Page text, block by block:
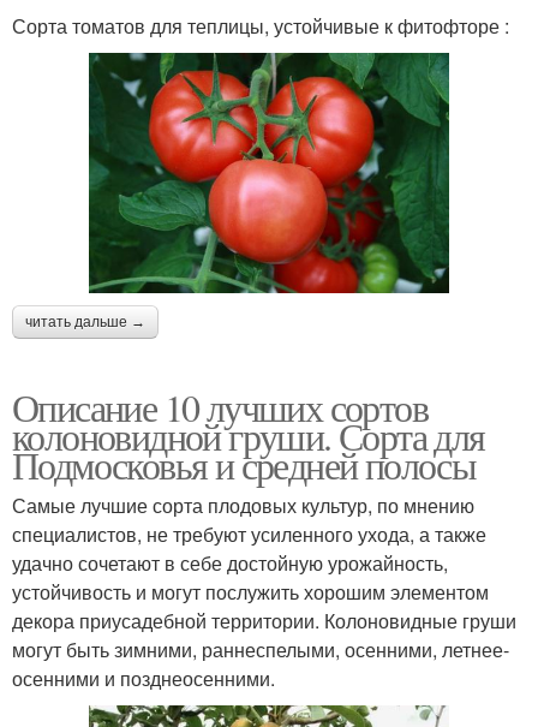
Сорта томатов для теплицы, устойчивые к фитофторе :
читать дальше →
Описание 10 лучших сортов
колоновидной груши. Сорта для
Подмосковья и средней полосы
Самые лучшие сорта плодовых культур, по мнению
специалистов, не требуют усиленного ухода, а также
удачно сочетают в себе достойную урожайность,
устойчивость и могут послужить хорошим элементом
декора приусадебной территории. Колоновидные груши
могут быть зимними, раннеспелыми, осенними, летнее-
осенними и позднеосенними.